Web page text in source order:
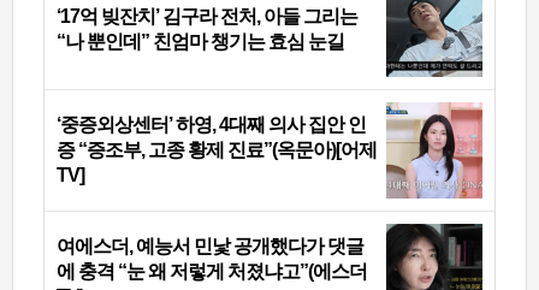
‘17억 빚잔치’ 김구라 전처, 아들 그리는
“나 뿐인데” 친엄마 챙기는 효심 눈길
‘중증외상센터’ 하영, 4대째 의사 집안 인
증 “증조부, 고종 황제 진료”(옥문아)[어제
TV]
여에스더, 예능서 민낯 공개했다가 댓글
에 충격 “눈 왜 저렇게 처졌냐고”(에스더